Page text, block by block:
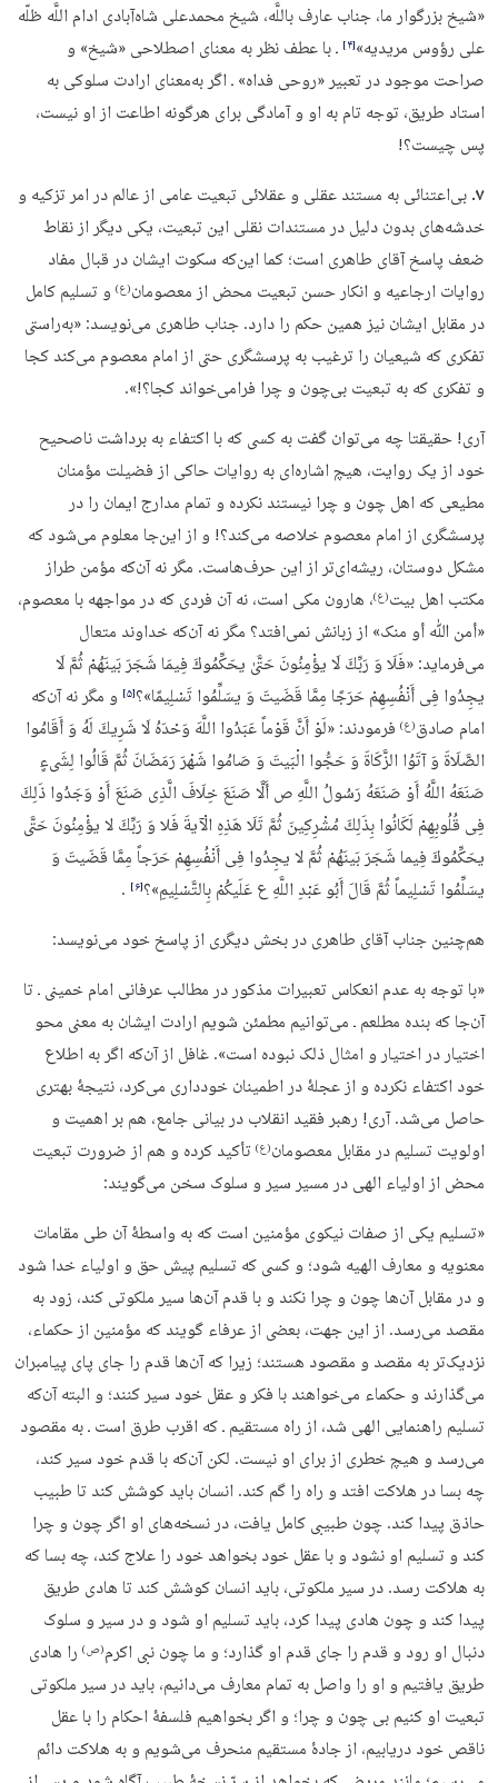
«شیخ بزرگوار ما، جناب عارف باللَّه، شیخ محمدعلى شاه‌آبادى‏ ادام‏ اللَّه‏ ظلّه
على رؤوس مریدیه»‏[۴]‎
ـ با عطف نظر به‌ معنای اصطلاحی «شیخ» و
صراحت موجود در تعبیر «روحی فداه» ـ اگر به‌معنای ارادت سلوکی به
استاد طریق، توجه تام به او و آمادگی برای هرگونه اطاعت از او نیست،
پس چیست؟!
۷. بی‌اعتنائی به مستند عقلی و عقلائی تبعیت عامی از عالم در امر تزکیه و
خدشه‌های بدون دلیل در مستندات نقلی این تبعیت، یکی دیگر از نقاط
ضعف پاسخ آقای طاهری است؛ کما این‌که سکوت ایشان در قبال مفاد
روایات ارجاعیه و انکار حسن تبعیت محض از معصومان(ع) و تسلیم کامل
در مقابل ایشان نیز همین حکم را دارد. جناب طاهری می‌نویسد: «به‌راستی
تفکری که شیعیان را ترغیب به پرسشگری حتی از امام معصوم می‌کند کجا
و تفکری که به تبعیت بی‌چون و چرا فرامی‌خواند کجا؟!».
آری! حقیقتا چه می‌توان گفت به کسی که با اکتفاء به برداشت ناصحیح
خود از یک روایت، هیچ اشاره‌ای به روایات حاکی از فضیلت مؤمنان
مطیعی که اهل چون و چرا نیستند نکرده و تمام مدارج ایمان را در
پرسشگری از امام معصوم خلاصه می‌کند؟! و از این‌جا معلوم می‌شود که
مشکل دوستان، ریشه‌ای‌تر از این حرف‌هاست. مگر نه آن‌که مؤمن طراز
مکتب اهل بیت(ع)، هارون مکی است، نه آن فردی که در مواجهه با معصوم،
«أمن ﷲ أو منک» از زبانش نمی‌افتد؟ مگر نه آن‌که خداوند متعال
می‌فرماید: «فَلَا وَ رَبِّكَ لَا یؤْمِنُونَ حَتَّىٰ یحَكِّمُوكَ فِیمَا شَجَرَ بَینَهُمْ ثُمَّ لَا
یجِدُوا فِی أَنْفُسِهِمْ حَرَجًا مِمَّا قَضَیتَ وَ یسَلِّمُوا تَسْلِیمًا»؟‏[۵]‎
و مگر نه آن‌که
امام صادق(ع) فرمودند: «لَوْ أَنَّ قَوْماً عَبَدُوا اللَّهَ وَحْدَهُ لَا شَرِیكَ لَهُ وَ أَقَامُوا
الصَّلَاةَ وَ آتَوُا الزَّكَاةَ وَ حَجُّوا الْبَیتَ وَ صَامُوا شَهْرَ رَمَضَانَ ثُمَّ قَالُوا لِشَی‏ءٍ
صَنَعَهُ اللَّهُ أَوْ صَنَعَهُ رَسُولُ اللَّهِ ص أَلَّا صَنَعَ خِلَافَ الَّذِی صَنَعَ أَوْ وَجَدُوا ذَلِكَ
فِی قُلُوبِهِمْ لَكَانُوا بِذَلِكَ مُشْرِكِینَ ثُمَّ تَلَا هَذِهِ الْآیةَ فَلا وَ رَبِّكَ لا یؤْمِنُونَ حَتَّى
یحَكِّمُوكَ فِیما شَجَرَ بَینَهُمْ ثُمَّ لا یجِدُوا فِی أَنْفُسِهِمْ حَرَجاً مِمَّا قَضَیتَ وَ
یسَلِّمُوا تَسْلِیماً ثُمَّ قَالَ أَبُو عَبْدِ اللَّهِ ع عَلَیكُمْ بِالتَّسْلِیمِ»؟‏[۶]‎
.
هم‌چنین جناب آقای طاهری در بخش دیگری از پاسخ خود می‌نویسد:
«با توجه به عدم انعکاس تعبیرات مذکور در مطالب عرفانی امام خمینی ـ تا
آن‌جا که بنده مطلعم ـ می‌توانیم مطمئن شویم ارادت ایشان به معنی محو
اختیار در اختیار و امثال ذلک نبوده است». غافل از آن‌که اگر به اطلاع
خود اکتفاء نکرده و از عجلۀ در اطمینان خودداری می‌کرد، نتیجۀ بهتری
حاصل می‌شد. آری! رهبر فقید انقلاب در بیانی جامع، هم بر اهمیت و
اولویت تسلیم در مقابل معصومان(ع) تأکید کرده و هم از ضرورت تبعیت
محض از اولیاء الهی در مسیر سیر و سلوک سخن می‌گویند:
‎‏معنویه و معارف الهیه شود؛ و کسی که تسلیم پیش حق و اولیاء خدا شود
و در‏‎ ‎‏مقابل آن‌ها چون و چرا نکند و با قدم آن‌ها سیر ملکوتی کند، زود به
مقصد‏‎ ‎‏می‌رسد. از این جهت، بعضی از عرفاء گویند که مؤمنین از حکماء،
نزدیک‌تر به‏‎ ‎‏مقصد و مقصود هستند؛ زیرا که آن‌ها قدم را جای پای پیامبران
می‌گذارند و‏‎ ‎‏حکماء می‌خواهند با فکر و عقل خود سیر کنند؛ و البته آن‌که
تسلیم راهنمایی‏‎ ‎‏الهی شد، از راه مستقیم ـ که اقرب طرق است ـ به مقصود
می‌رسد و هیچ خطری‏‎ ‎‎‏از برای او نیست. لکن آن‌که با قدم خود سیر کند،
چه بسا در هلاکت افتد و راه را‏‎ ‎‏گم کند.‏ ‏‏انسان باید کوشش کند تا طبیب
حاذق پیدا کند. چون طبیبی کامل یافت، در ‎‏نسخه‌های او اگر چون و چرا
کند و تسلیم او نشود و با عقل خود بخواهد خود را‏‎ ‎‏علاج کند، چه بسا که
به هلاکت رسد. ‏‏در سیر ملکوتی، باید انسان کوشش کند تا هادی طریق
پیدا کند و چون‏‎ ‎‏هادی پیدا کرد، باید تسلیم او شود و در سیر و سلوک
دنبال او رود و قدم را‏‎ ‎‏جای قدم او گذارد؛ ‏‏و ما چون نبی اکرم
(ص) را هادی
طریق یافتیم و او‏‎ ‎‏را واصل به تمام معارف می‌دانیم، باید در سیر ملکوتی
تبعیت او کنیم بی چون و‏‎ ‎‏چرا؛ ‏‏و اگر بخواهیم فلسفۀ احکام را با عقل
ناقص خود دریابیم، از جادۀ مستقیم‏‎ ‎‏منحرف می‌شویم و به هلاکت دائم